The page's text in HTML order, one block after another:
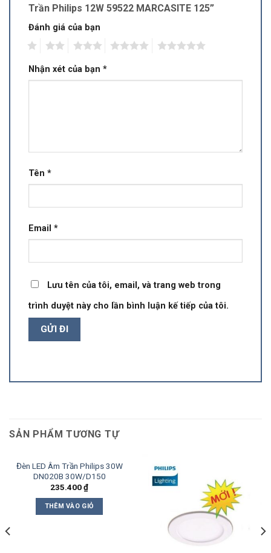
Trần Philips 12W 59522 MARCASITE 125”
Đánh giá của bạn
Nhận xét của bạn *
Tên *
Email *
Lưu tên của tôi, email, và trang web trong
trình duyệt này cho lần bình luận kế tiếp của tôi.
SẢN PHẨM TƯƠNG TỰ
Đèn LED Âm Trần Philips 30W
DN020B 30W/D150
235.400₫
THÊM VÀO GIỎ